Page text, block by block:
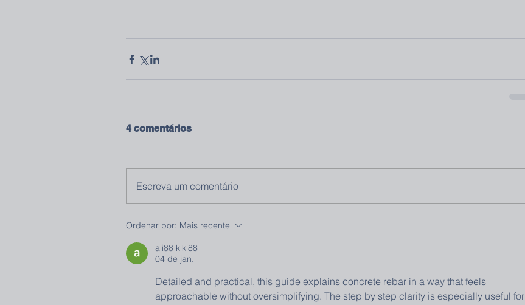
4 comentários
Escreva um comentário
Ordenar por: Mais recente
ali88 kiki88
04 de jan.
Detailed and practical, this guide explains concrete rebar in a way that feels
approachable without oversimplifying. The step by step clarity is especially useful for